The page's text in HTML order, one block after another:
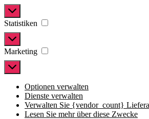
Vorlieben
Statistiken
Statistiken
Marketing
Marketing
Optionen verwalten
Dienste verwalten
Verwalten Sie {vendor_count}
Lesen Sie mehr über diese Zwecke